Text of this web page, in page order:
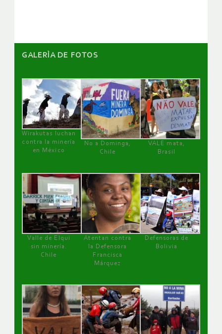
GALERÌA DE FOTOS
Wirakutas luchan
contra la minería
en México
No a Dominga,
Chile
VALE mata,
Brasil
Valle de Elqui
sin minería.
Chile
Atentan contra
la Defensora
Francisca
Márquez
Defensoras de
Bolivia